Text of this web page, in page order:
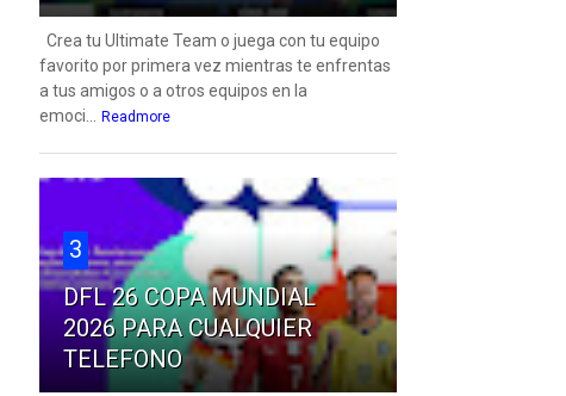
Crea tu Ultimate Team o juega con tu equipo
favorito por primera vez mientras te enfrentas
a tus amigos o a otros equipos en la
emoci...
Readmore
3
DFL 26 COPA MUNDIAL
2026 PARA CUALQUIER
TELEFONO